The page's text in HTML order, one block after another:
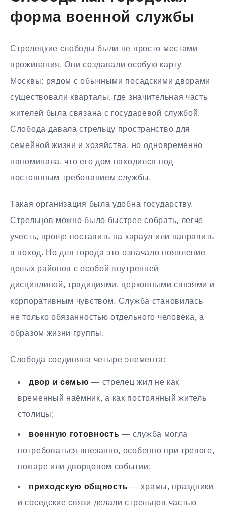
форма военной службы
Стрелецкие слободы были не просто местами
проживания. Они создавали особую карту
Москвы: рядом с обычными посадскими дворами
существовали кварталы, где значительная часть
жителей была связана с государевой службой.
Слобода давала стрельцу пространство для
семейной жизни и хозяйства, но одновременно
напоминала, что его дом находился под
постоянным требованием службы.
Такая организация была удобна государству.
Стрельцов можно было быстрее собрать, легче
учесть, проще поставить на караул или направить
в поход. Но для города это означало появление
целых районов с особой внутренней
дисциплиной, традициями, церковными связями и
корпоративным чувством. Служба становилась
не только обязанностью отдельного человека, а
образом жизни группы.
Слобода соединяла четыре элемента:
двор и семью — стрелец жил не как
временный наёмник, а как постоянный житель
столицы;
военную готовность — служба могла
потребоваться внезапно, особенно при тревоге,
пожаре или дворцовом событии;
приходскую общность — храмы, праздники
и соседские связи делали стрельцов частью